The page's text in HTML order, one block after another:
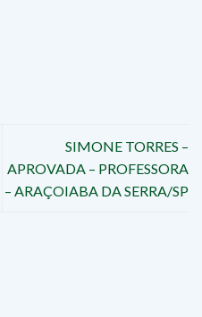
SIMONE TORRES –
APROVADA – PROFESSORA
– ARAÇOIABA DA SERRA/SP